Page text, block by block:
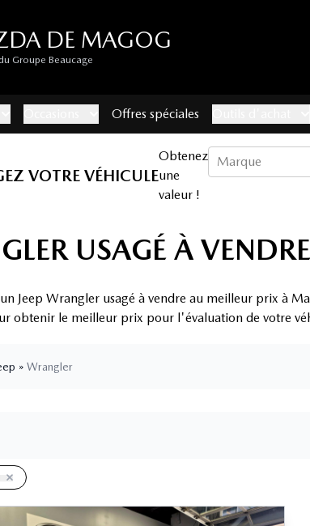
DE MAGOG
Groupe Beaucage
Offres spéciales
VOTRE VÉHICULE
Obtenez
une
valeur !
Marque
USAGÉ À
Jeep Wrangler usagé à vendre au meilleur prix à
obtenir le meilleur prix pour l'évaluation de votre
» Wrangler